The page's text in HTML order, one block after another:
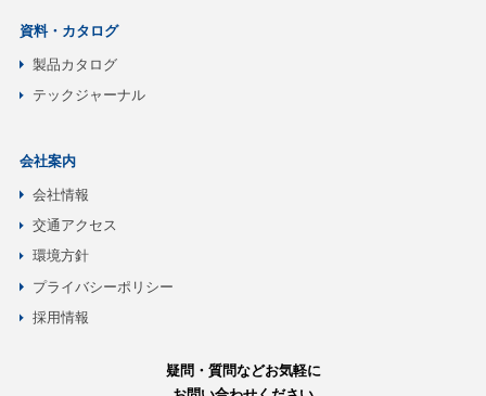
資料・カタログ
製品カタログ
テックジャーナル
会社案内
会社情報
交通アクセス
環境方針
プライバシーポリシー
採用情報
疑問・質問などお気軽に